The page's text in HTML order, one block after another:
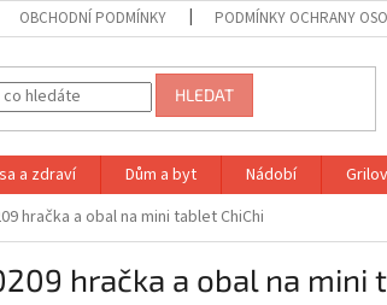
OBCHODNÍ PODMÍNKY PODMÍNKY OCHRANY
HLEDAT
a zdraví Dům a byt Nádobí
hračka a obal na mini tablet ChiChi
hračka a obal na mini